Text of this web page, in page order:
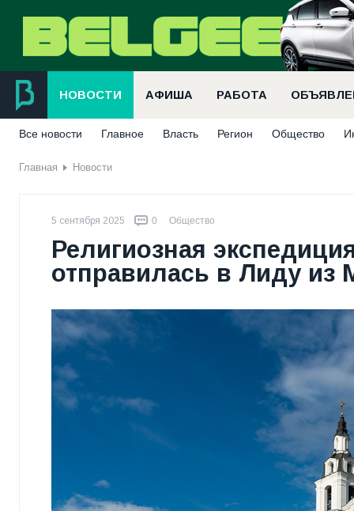
НОВОСТИ АФИША РАБОТА
Все новости Главное Власть Регион Общество
Главная Новости
5 сентября 2025 0 Общество
Религиозная
отправилась в Лиду из